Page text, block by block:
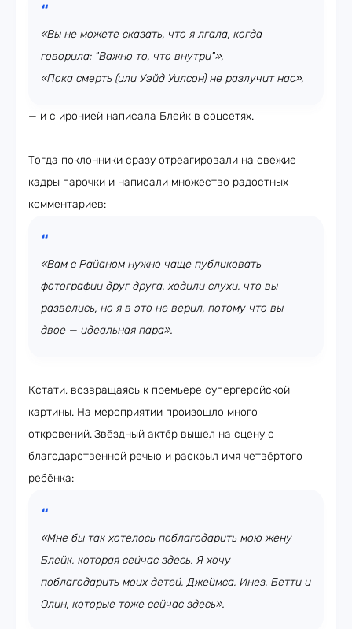
«Вы не можете сказать, что я лгала, когда
говорила: "Важно то, что внутри"»,
«Пока смерть (или Уэйд Уилсон) не разлучит нас»,
— и с иронией написала Блейк в соцсетях.
Тогда поклонники сразу отреагировали на свежие
кадры парочки и написали множество радостных
комментариев:
«Вам с Райаном нужно чаще публиковать
фотографии друг друга, ходили слухи, что вы
развелись, но я в это не верил, потому что вы
двое — идеальная пара».
Кстати, возвращаясь к премьере супергеройской
картины. На мероприятии произошло много
откровений.Звёздный актёр вышел на сцену с
благодарственной речью и раскрыл имя четвёртого
ребёнка:
«Мне бы так хотелось поблагодарить мою жену
Блейк, которая сейчас здесь. Я хочу
поблагодарить моих детей, Джеймса, Инез, Бетти и
Олин, которые тоже сейчас здесь».